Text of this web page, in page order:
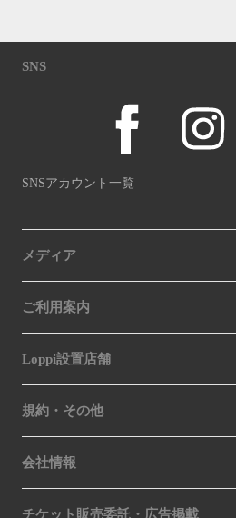
SNS
SNSアカウント一覧
メディア
ご利用案内
Loppi設置店舗
規約・その他
会社情報
チケット販売委託・広告掲載